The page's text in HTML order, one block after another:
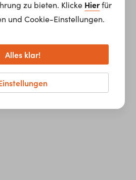
zu bieten. Klicke Hierfür
und Cookie-Einstellungen.
Alles klar!